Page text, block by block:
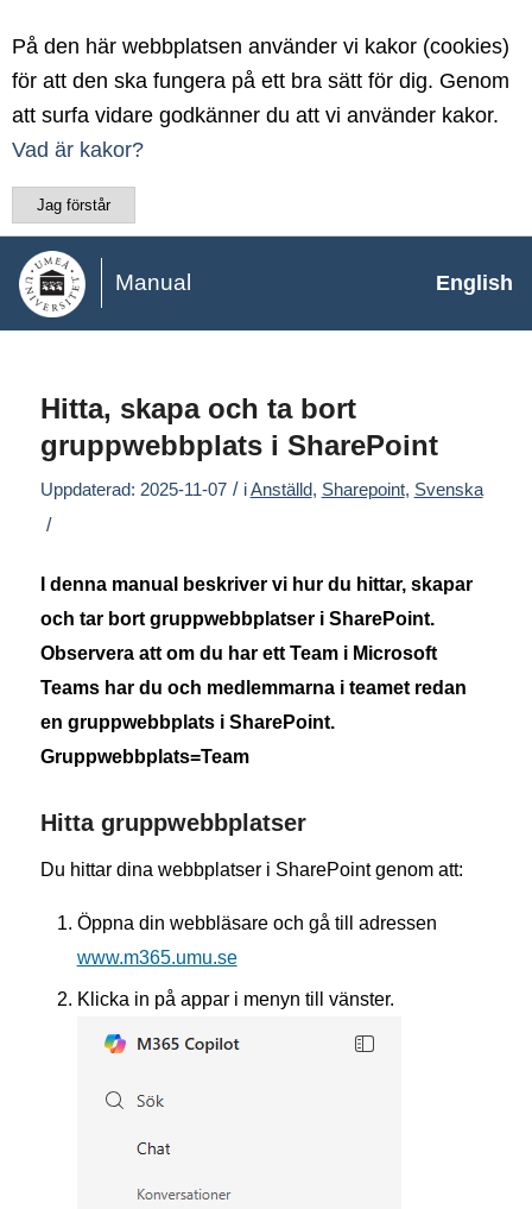
På den här webbplatsen använder vi kakor (cookies)
för att den ska fungera på ett bra sätt för dig. Genom
att surfa vidare godkänner du att vi använder kakor.
Vad är kakor?
Jag förstår
Manual English
Hitta, skapa och ta bort
gruppwebbplats i SharePoint
Uppdaterad: 2025-11-07 / iAnställd, Sharepoint, Svenska
/
I denna manual beskriver vi hur du hittar, skapar
och tar bort gruppwebbplatser i SharePoint.
Observera att om du har ett Team i Microsoft
Teams har du och medlemmarna i teamet redan
en gruppwebbplats i SharePoint.
Gruppwebbplats=Team
Hitta gruppwebbplatser
Du hittar dina webbplatser i SharePoint genom att:
Öppna din webbläsare och gå till adressen
www.m365.umu.se
Klicka in på appar i menyn till vänster.